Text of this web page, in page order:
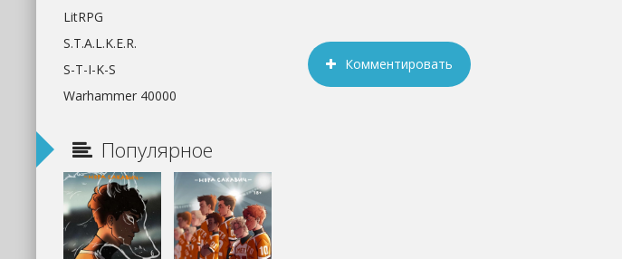
Комментировать
LitRPG
S.T.A.L.K.E.R.
S-T-I-K-S
Warhammer 40000
Популярное